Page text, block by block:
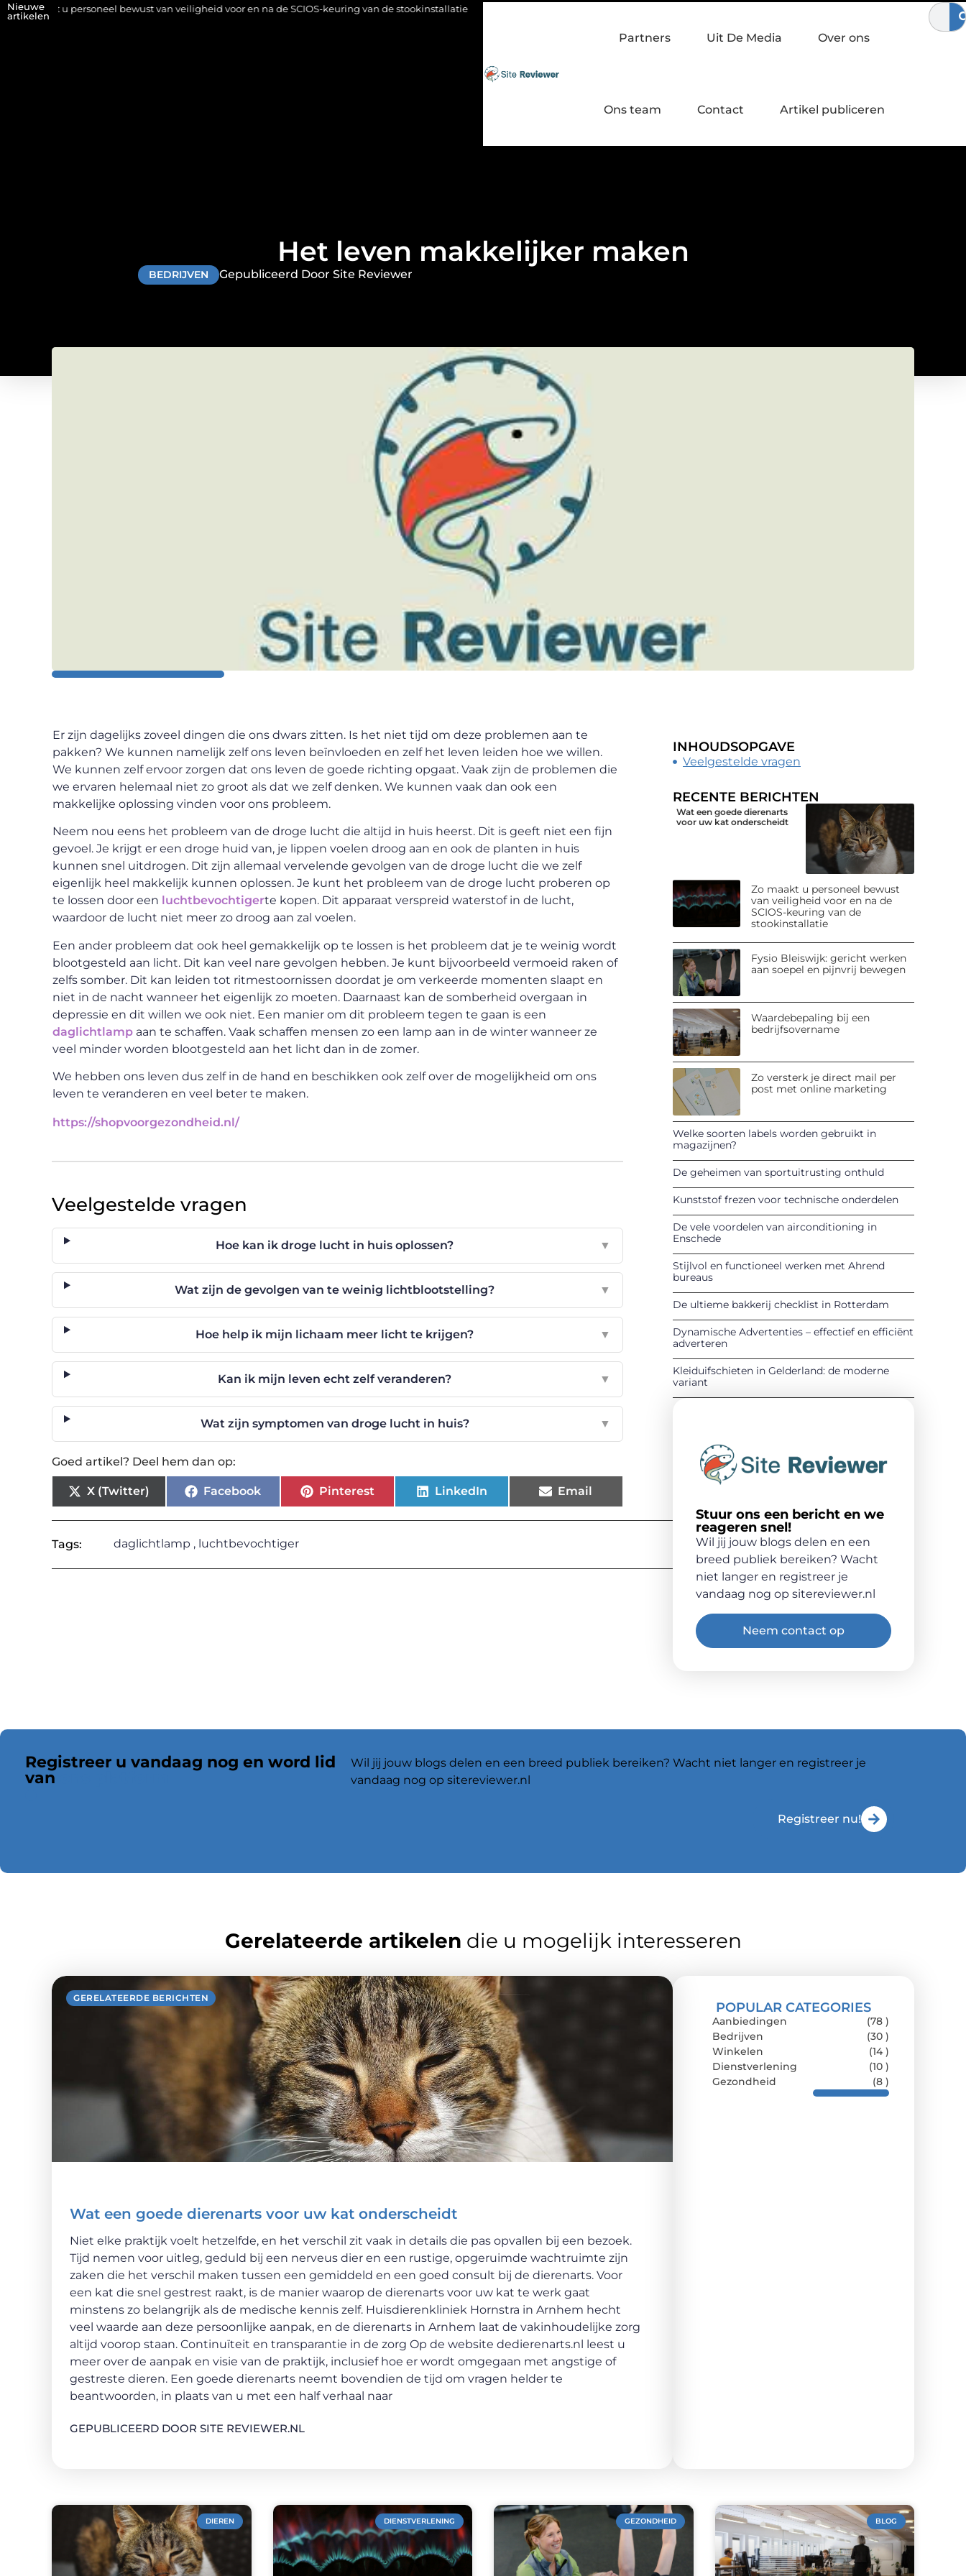
Nieuwe
artikelen
bewust van veiligheid voor en na de SCIOS-keuring van de stookinstallatie Fysio Bleiswijk: gericht werken aan soepel en pijnvrij bewegen Waardebepaling bij een bedrijfsovername
Partners Uit De Media Over ons
Ons team Contact Artikel publiceren
Het leven makkelijker maken
BEDRIJVEN Gepubliceerd Door Site Reviewer
Er zijn dagelijks zoveel dingen die ons dwars zitten. Is het niet tijd om deze problemen aan te
pakken? We kunnen namelijk zelf ons leven beïnvloeden en zelf het leven leiden hoe we willen.
We kunnen zelf ervoor zorgen dat ons leven de goede richting opgaat. Vaak zijn de problemen die
we ervaren helemaal niet zo groot als dat we zelf denken. We kunnen vaak dan ook een
makkelijke oplossing vinden voor ons probleem.
Neem nou eens het probleem van de droge lucht die altijd in huis heerst. Dit is geeft niet een fijn
gevoel. Je krijgt er een droge huid van, je lippen voelen droog aan en ook de planten in huis
kunnen snel uitdrogen. Dit zijn allemaal vervelende gevolgen van de droge lucht die we zelf
eigenlijk heel makkelijk kunnen oplossen. Je kunt het probleem van de droge lucht proberen op
te lossen door een luchtbevochtigerte kopen. Dit apparaat verspreid waterstof in de lucht,
waardoor de lucht niet meer zo droog aan zal voelen.
Een ander probleem dat ook heel gemakkelijk op te lossen is het probleem dat je te weinig wordt
blootgesteld aan licht. Dit kan veel nare gevolgen hebben. Je kunt bijvoorbeeld vermoeid raken of
zelfs somber. Dit kan leiden tot ritmestoornissen doordat je om verkeerde momenten slaapt en
niet in de nacht wanneer het eigenlijk zo moeten. Daarnaast kan de somberheid overgaan in
depressie en dit willen we ook niet. Een manier om dit probleem tegen te gaan is een
daglichtlamp aan te schaffen. Vaak schaffen mensen zo een lamp aan in de winter wanneer ze
veel minder worden blootgesteld aan het licht dan in de zomer.
We hebben ons leven dus zelf in de hand en beschikken ook zelf over de mogelijkheid om ons
leven te veranderen en veel beter te maken.
https://shopvoorgezondheid.nl/
Veelgestelde vragen
Hoe kan ik droge lucht in huis oplossen? ▼
Wat zijn de gevolgen van te weinig lichtblootstelling? ▼
Hoe help ik mijn lichaam meer licht te krijgen? ▼
Kan ik mijn leven echt zelf veranderen? ▼
Wat zijn symptomen van droge lucht in huis? ▼
Goed artikel? Deel hem dan op:
X (Twitter) Facebook Pinterest LinkedIn Email
Tags: daglichtlamp , luchtbevochtiger
INHOUDSOPGAVE
Veelgestelde vragen
RECENTE BERICHTEN
Wat een goede dierenarts
voor uw kat onderscheidt
Zo maakt u personeel bewust
van veiligheid voor en na de
SCIOS-keuring van de
stookinstallatie
Fysio Bleiswijk: gericht werken
aan soepel en pijnvrij bewegen
Waardebepaling bij een
bedrijfsovername
Zo versterk je direct mail per
post met online marketing
Welke soorten labels worden gebruikt in
magazijnen?
De geheimen van sportuitrusting onthuld
Kunststof frezen voor technische onderdelen
De vele voordelen van airconditioning in
Enschede
Stijlvol en functioneel werken met Ahrend
bureaus
De ultieme bakkerij checklist in Rotterdam
Dynamische Advertenties – effectief en efficiënt
adverteren
Kleiduifschieten in Gelderland: de moderne
variant
Stuur ons een bericht en we
reageren snel!
Wil jij jouw blogs delen en een
breed publiek bereiken? Wacht
niet langer en registreer je
vandaag nog op sitereviewer.nl
Neem contact op
Registreer u vandaag nog en word lid
van
Wil jij jouw blogs delen en een breed publiek bereiken? Wacht niet langer en registreer je
vandaag nog op sitereviewer.nl
Registreer nu!
Gerelateerde artikelen die u mogelijk interesseren
GERELATEERDE BERICHTEN
Wat een goede dierenarts voor uw kat onderscheidt
Niet elke praktijk voelt hetzelfde, en het verschil zit vaak in details die pas opvallen bij een bezoek.
Tijd nemen voor uitleg, geduld bij een nerveus dier en een rustige, opgeruimde wachtruimte zijn
zaken die het verschil maken tussen een gemiddeld en een goed consult bij de dierenarts. Voor
een kat die snel gestrest raakt, is de manier waarop de dierenarts voor uw kat te werk gaat
minstens zo belangrijk als de medische kennis zelf. Huisdierenkliniek Hornstra in Arnhem hecht
veel waarde aan deze persoonlijke aanpak, en de dierenarts in Arnhem laat de vakinhoudelijke zorg
altijd voorop staan. Continuïteit en transparantie in de zorg Op de website dedierenarts.nl leest u
meer over de aanpak en visie van de praktijk, inclusief hoe er wordt omgegaan met angstige of
gestreste dieren. Een goede dierenarts neemt bovendien de tijd om vragen helder te
beantwoorden, in plaats van u met een half verhaal naar
GEPUBLICEERD DOOR SITE REVIEWER.NL
POPULAR CATEGORIES
Aanbiedingen
(78 )
Bedrijven
(30 )
Winkelen
(14 )
Dienstverlening
(10 )
Gezondheid
(8 )
DIEREN DIENSTVERLENING GEZONDHEID BLOG